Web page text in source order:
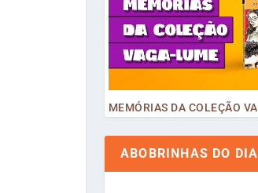
ABOBRINHAS DO DIA